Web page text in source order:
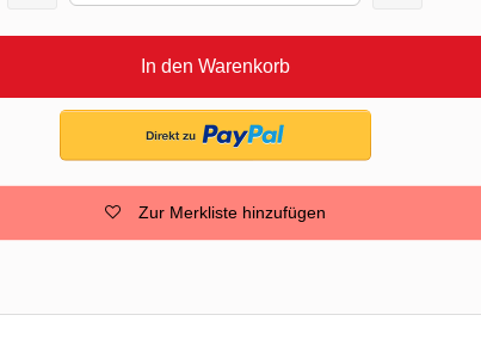
In den Warenkorb
Zur Merkliste hinzufügen